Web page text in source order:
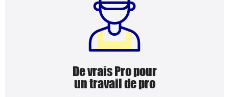
De vrais Pro pour
un travail de pro